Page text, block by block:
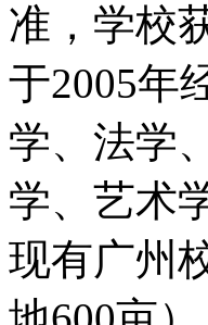
准，学校
于2005年
学、法学
学、艺术
现有广州